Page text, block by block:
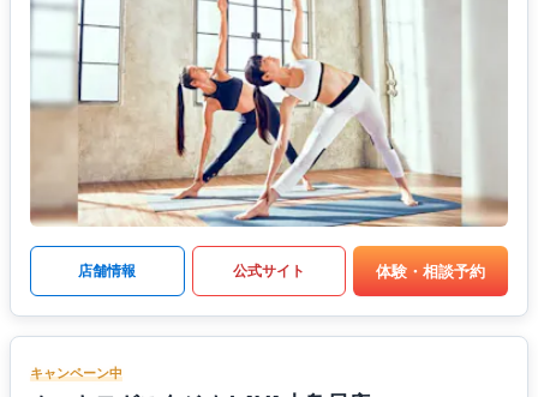
店舗情報 公式サイト 体験・相談予約
キャンペーン中